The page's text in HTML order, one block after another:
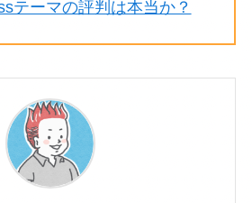
テーマの評判は本当か？